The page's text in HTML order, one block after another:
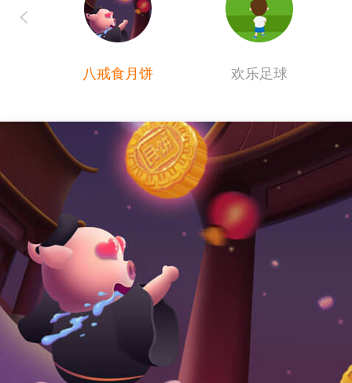
八戒食月饼 欢乐足球